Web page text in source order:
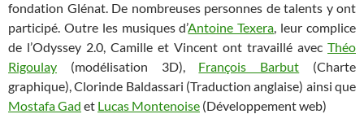
fondation Glénat. De nombreuses personnes de talents y ont
participé. Outre les musiques d’Antoine Texera, leur complice
de l’Odyssey 2.0, Camille et Vincent ont travaillé avec Théo
Rigoulay (modélisation 3D), François Barbut (Charte
graphique), Clorinde Baldassari (Traduction anglaise) ainsi que
Mostafa Gad et Lucas Montenoise (Développement web)